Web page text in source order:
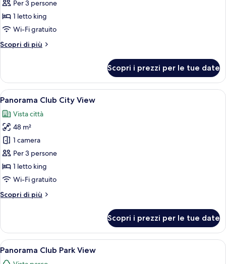
Park
View
Per 3 persone
1 letto king
Wi-Fi gratuito
Scopri di più
Altri
Park
View
Scopri i prezzi per le tue date
Apri
tutte
le
foto
per
Panorama
Club
City
Biancheria in cotone egiziano,
11
Panorama Club City View
Vista città
48 m²
1 camera
Per 3 persone
1 letto king
Wi-Fi gratuito
Scopri di più
Altri
Club
City
View
Scopri i prezzi per le tue date
Apri
tutte
Biancheria in cotone egiziano,
9
Panorama Club Park View